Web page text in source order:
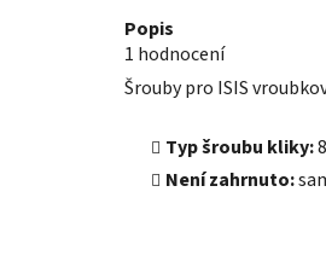
Průměrné
hodnocení
produktu
je
5,0
hvězdiček.
1 hodnocení
Popis
Šrouby pro ISIS
Typ šroubu kliky:
Není zahrnuto: